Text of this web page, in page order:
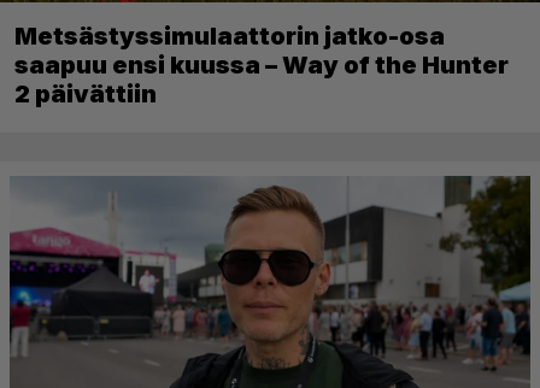
Metsästyssimulaattorin jatko-osa
saapuu ensi kuussa – Way of the Hunter
2 päivättiin